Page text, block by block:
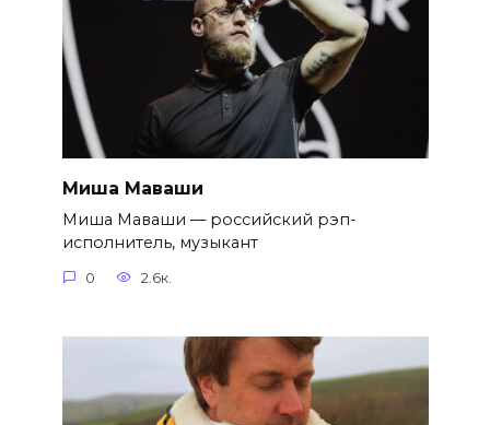
Миша Маваши
Миша Маваши — российский рэп-
исполнитель, музыкант
0 2.6к.